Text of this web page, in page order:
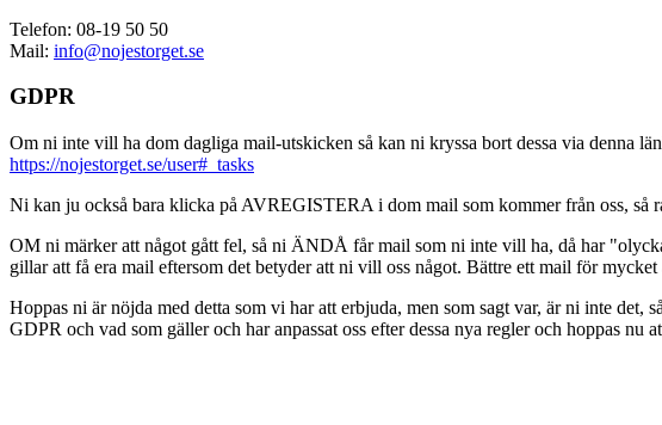
Telefon: 08-19 50 50
Mail: info@nojestorget.se
GDPR
Om ni inte vill ha dom dagliga mail-utskicken så kan ni kryssa bort dessa via denna
https://nojestorget.se/user#_tasks
Ni kan ju också bara klicka på AVREGISTERA i dom mail som kommer från oss, så
OM ni märker att något gått fel, så ni ÄNDÅ får mail som ni inte vill ha, då har
gillar att få era mail eftersom det betyder att ni vill oss något. Bättre ett mail för
Hoppas ni är nöjda med detta som vi har att erbjuda, men som sagt var, är ni inte
GDPR och vad som gäller och har anpassat oss efter dessa nya regler och hoppas